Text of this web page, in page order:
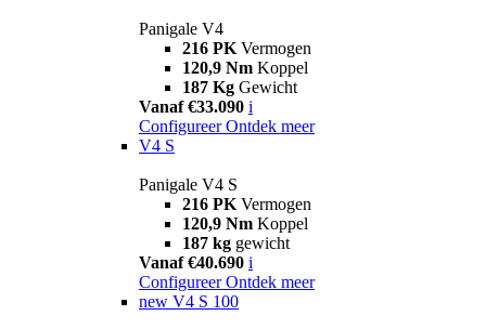
Panigale V4
216 PK Vermogen
120,9 Nm Koppel
187 Kg Gewicht
Vanaf €33.090 i
Configureer Ontdek meer
V4 S
Panigale V4 S
216 PK Vermogen
120,9 Nm Koppel
187 kg gewicht
Vanaf €40.690 i
Configureer Ontdek meer
new V4 S 100